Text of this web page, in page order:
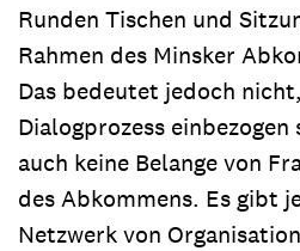
Runden Tischen und
Rahmen des Minsker
Das bedeutet jedoch
Dialogprozess
auch keine Belange von
des Abkommens. Es gibt
Netzwerk von